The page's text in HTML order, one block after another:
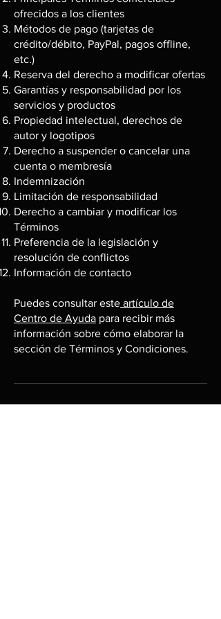
ofrecidos a los clientes
Métodos de pago (tarjetas de
crédito/débito, PayPal, pagos offline,
etc.)
Reserva del derecho a modificar ofertas
Garantías y responsabilidad por los
servicios y productos
Propiedad intelectual, derechos de
autor y logotipos
Derecho a suspender o cancelar una
cuenta o membresía
Indemnización
Limitación de responsabilidad
Derecho a cambiar y modificar los
Términos
Preferencia de la legislación y
resolución de conflictos
Información de contacto
Puedes consultar este artículo de
Centro de Ayuda para recibir más
información sobre cómo elaborar la
sección de Términos y Condiciones.